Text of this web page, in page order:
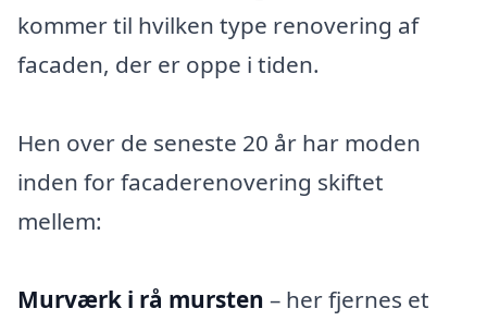
kommer til hvilken type renovering af
facaden, der er oppe i tiden.
Hen over de seneste 20 år har moden
inden for facaderenovering skiftet
mellem:
Murværk i rå mursten – her fjernes et